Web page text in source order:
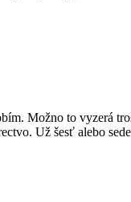
Možno to vyzerá
Už šesť alebo